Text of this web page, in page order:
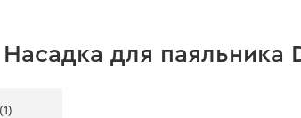
для паяльника